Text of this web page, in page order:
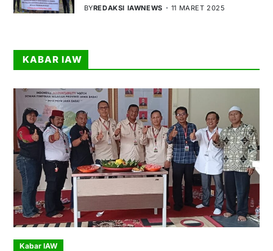
BYREDAKSI IAWNEWS 11 MARET 2025
KABAR IAW
Kabar IAW